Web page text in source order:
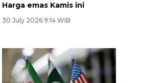
Harga emas Kamis ini
30 July 2026 9:14 WIB